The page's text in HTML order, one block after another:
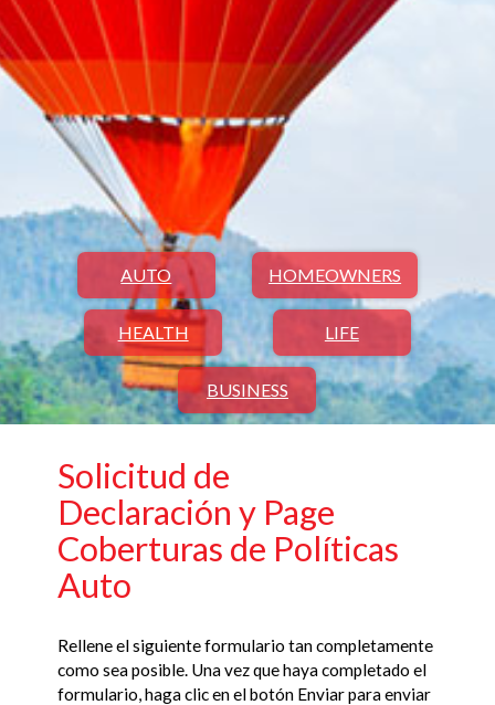
AUTO HOMEOWNERS
HEALTH LIFE
BUSINESS
Solicitud de
Declaración y Page
Coberturas de Políticas
Auto
Rellene el siguiente formulario tan completamente
como sea posible. Una vez que haya completado el
formulario, haga clic en el botón Enviar para enviar